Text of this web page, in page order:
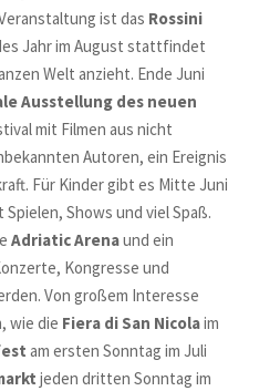
ist das Rossini
Jahr im August stattfindet
Welt anzieht. Ende Juni
Ausstellung des neuen
mit Filmen aus nicht
Autoren, ein Ereignis
Für Kinder gibt es Mitte Juni
Spielen, Shows und viel Spaß.
Adriatic Arenaund ein
Kongresse und
Von großem Interesse
wie die Fiera di San Nicolaim
am ersten Sonntag im Juli
jeden dritten Sonntag im